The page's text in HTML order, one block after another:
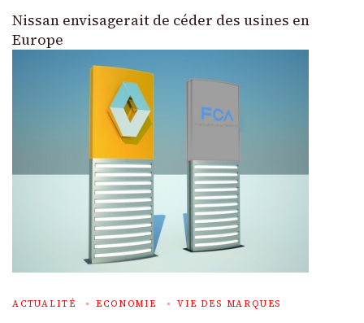
Nissan envisagerait de céder des usines en
Europe
ACTUALITÉ ECONOMIE VIE DES MARQUES